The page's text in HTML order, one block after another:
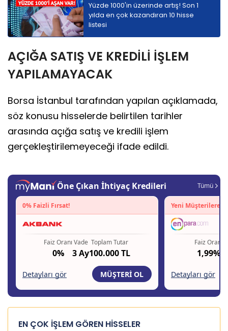
Yüzde 1000'in üzerinde artış! Son 1
yılda en çok kazandıran 10 hisse
listesi
AÇIĞA SATIŞ VE KREDİLİ İŞLEM
YAPILAMAYACAK
Borsa İstanbul tarafından yapılan açıklamada,
söz konusu hisselerde belirtilen tarihler
arasında açığa satış ve kredili işlem
gerçekleştirilemeyeceği ifade edildi.
EN ÇOK İŞLEM GÖREN HİSSELER